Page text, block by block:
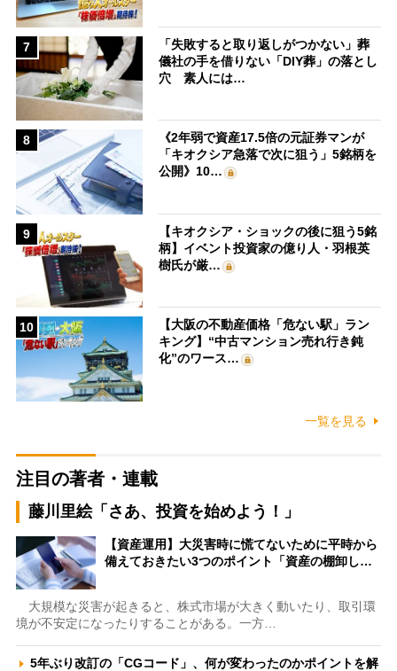
7
「失敗すると取り返しがつかない」葬
儀社の手を借りない「DIY葬」の落とし
穴 素人には…
8
《2年弱で資産17.5倍の元証券マンが
「キオクシア急落で次に狙う」5銘柄を
公開》10…
9
【キオクシア・ショックの後に狙う5銘
柄】イベント投資家の億り人・羽根英
樹氏が厳…
10
【大阪の不動産価格「危ない駅」ラン
キング】“中古マンション売れ行き鈍
化”のワース…
一覧を見る
注目の著者・連載
藤川里絵「さあ、投資を始めよう！」
【資産運用】大災害時に慌てないために平時から
備えておきたい3つのポイント「資産の棚卸し…
大規模な災害が起きると、株式市場が大きく動いたり、取引環
境が不安定になったりすることがある。一方…
5年ぶり改訂の「CGコード」、何が変わったのかポイントを解